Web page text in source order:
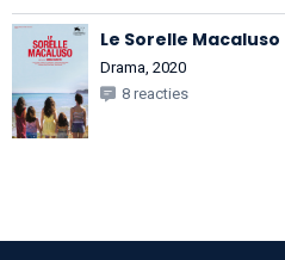
Le Sorelle Macaluso
Drama, 2020
8 reacties